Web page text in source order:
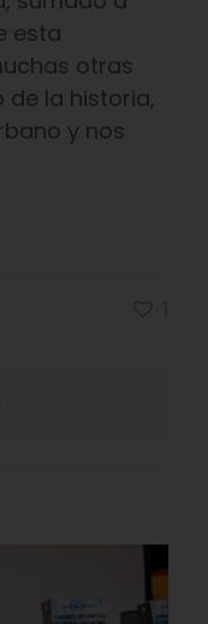
esta
otras
de la historia,
y nos